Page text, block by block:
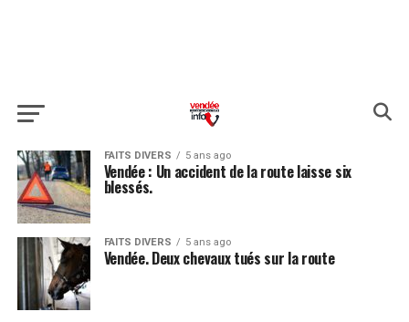
FAITS DIVERS 5 ans ago
Vendée : Un accident de la route laisse six
blessés.
FAITS DIVERS 5 ans ago
Vendée. Deux chevaux tués sur la route